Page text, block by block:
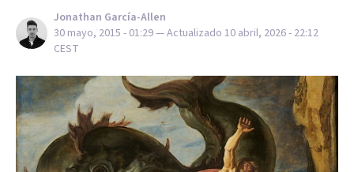
Jonathan García-Allen
30 mayo, 2015 - 01:29— Actualizado 10 abril, 2026 - 22:12
CEST